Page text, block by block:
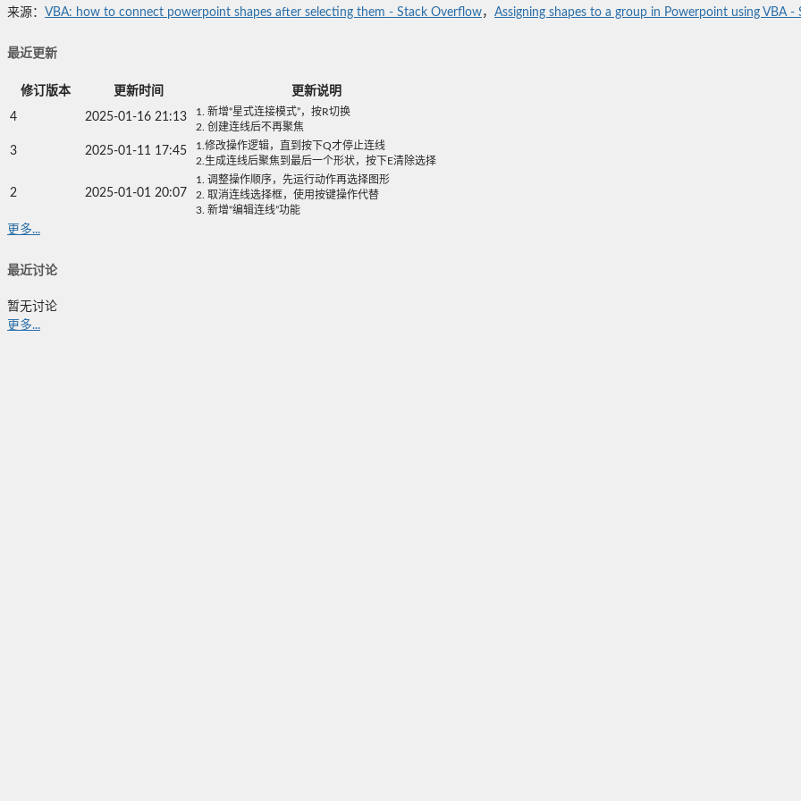
来源： VBA: how to connect powerpoint shapes after selecting them - Stack Overflow， Assigning shapes to a group in Powerpoint using VBA -
最近更新
修订版本 更新时间 更新说明
4 2025-01-16 21:13
1. 新增“星式连接模式”，按R切换
2. 创建连线后不再聚焦
3 2025-01-11 17:45
1.修改操作逻辑，直到按下Q才停止连线
2.生成连线后聚焦到最后一个形状，按下E清除选择
2 2025-01-01 20:07
1. 调整操作顺序，先运行动作再选择图形
2. 取消连线选择框，使用按键操作代替
3. 新增“编辑连线”功能
更多...
最近讨论
暂无讨论
更多...